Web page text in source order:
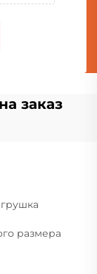
заказ
размера